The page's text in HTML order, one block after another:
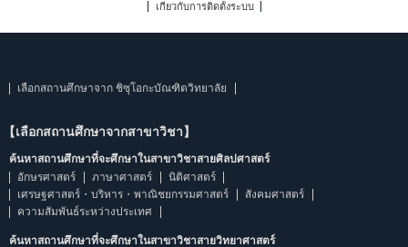
เกี่ยวกับการติดตั้งระบบ
เลือกสถานศึกษาจาก ชิซุโอกะบัณฑิตวิทยาลัย
【เลือกสถานศึกษาจากสาขาวิชา】
ค้นหาสถานศึกษาที่จะศึกษาในสาขาวิชาสายศิลปศาสตร์
อักษรศาสตร์
ภาษาศาสตร์
นิติศาสตร์
เศรษฐศาสตร์・บริหาร・พาณิชยกรรมศาสตร์
สังคมศาสตร์
ความสัมพันธ์ระหว่างประเทศ
ค้นหาสถานศึกษาที่จะศึกษาในสาขาวิชาสายวิทยาศาสตร์